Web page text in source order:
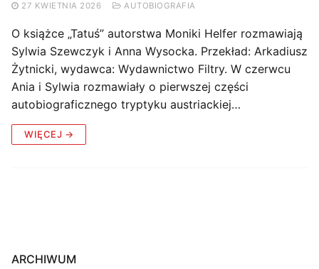
27 KWIETNIA 2026 AUTOBIOGRAFIA
O książce „Tatuś” autorstwa Moniki Helfer rozmawiają
Sylwia Szewczyk i Anna Wysocka. Przekład: Arkadiusz
Żytnicki, wydawca: Wydawnictwo Filtry. W czerwcu
Ania i Sylwia rozmawiały o pierwszej części
autobiograficznego tryptyku austriackiej…
WIĘCEJ →
ARCHIWUM